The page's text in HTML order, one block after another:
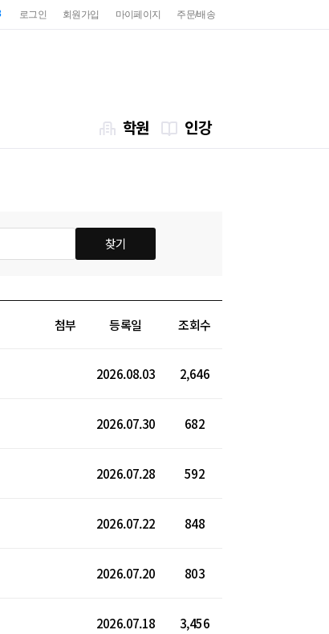
로그인 회원가입 마이페이지 주문/배송
학원 인강
찾기
첨부 등록일 조회수
2026.08.03 2,646
2026.07.30 682
2026.07.28 592
2026.07.22 848
2026.07.20 803
2026.07.18 3,456